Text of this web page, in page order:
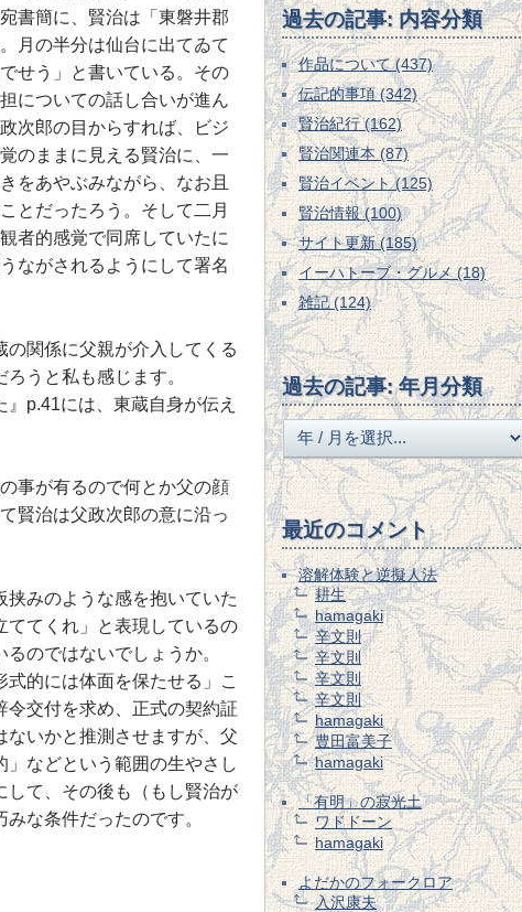
書簡に、賢治は「東磐井郡
月の半分は仙台に出てゐて
せう」と書いている。その
についての話し合いが進ん
次郎の目からすれば、ビジ
のままに見える賢治に、一
をあやぶみながら、なお且
とだったろう。そして二月
者的感覚で同席していたに
ながされるようにして署名
関係に父親が介入してくる
うと私も感じます。
p.41には、東蔵自身が伝え
事が有るので何とか父の顔
賢治は父政次郎の意に沿っ
みのような感を抱いていた
ててくれ」と表現しているの
のではないでしょうか。
的には体面を保たせる」こ
令交付を求め、正式の契約証
ないかと推測させますが、父
などという範囲の生やさし
して、その後も（もし賢治が
な条件だったのです。
過去の記事: 内容分類
作品について (437)
伝記的事項 (342)
賢治紀行 (162)
賢治関連本 (87)
賢治イベント (125)
賢治情報 (100)
サイト更新 (185)
イーハトーブ・グルメ (18)
雑記 (124)
過去の記事: 年月分類
最近のコメント
溶解体験と逆擬人法
耕生
hamagaki
辛文則
辛文則
辛文則
辛文則
hamagaki
豊田富美子
hamagaki
「有明」の寂光土
ワドドーン
hamagaki
よだかのフォークロア
入沢康夫